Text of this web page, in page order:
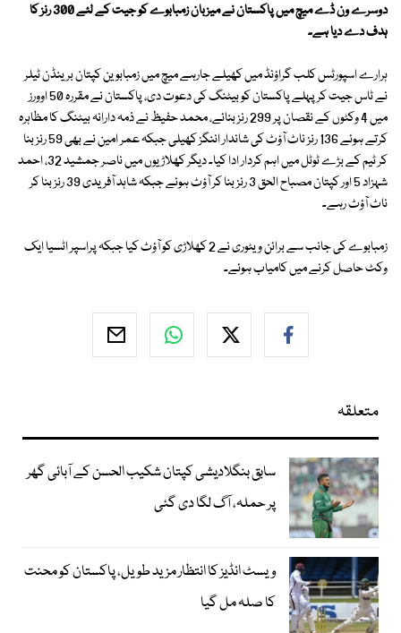
دوسرے ون ڈے میچ میں پاکستان نے میزبان زمبابوے کو جیت کے لئے 300 رنز کا
ہدف دے دیا ہے۔
ہرارے اسپورٹس کلب گراؤنڈ میں کھیلے جارہے میچ میں زمبابوین کپتان برینڈن ٹیلر
نے ٹاس جیت کر پہلے پاکستان کو بیٹنگ کی دعوت دی، پاکستان نے مقررہ 50 اوورز
میں 4 وکٹوں کے نقصان پر 299 رنز بنائے، محمد حفیظ نے ذمہ دارانہ بیٹنگ کا مظاہرہ
کرتے ہوئے 136 رنز ناٹ آؤٹ کی شاندار اننگز کھیلی جبکہ عمر امین نے بھی 59 رنز بنا
کر ٹیم کے بڑے ٹوٹل میں اہم کردار ادا کیا۔ دیگر کھلاڑیوں میں ناصر جمشید 32، احمد
شہزاد 5 اور کپتان مصباح الحق 3 رنز بنا کر آؤٹ ہوئے جبکہ شاہد آفریدی 39 رنز بنا کر
ناٹ آؤٹ رہے۔
زمبابوے کی جانب سے برائن ویٹوری نے 2 کھلاڑی کو آؤٹ کیا جبکہ پراسپر اٹسیا ایک
وکٹ حاصل کرنے میں کامیاب ہوئے۔
متعلقہ
سابق بنگلادیشی کپتان شکیب الحسن کے آبائی گھر
پر حملہ، آگ لگا دی گئی
ویسٹ انڈیز کا انتظار مزید طویل، پاکستان کو محنت
کا صلہ مل گیا